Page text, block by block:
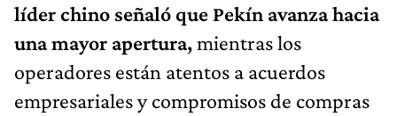
líder chino señaló que Pekín avanza hacia
una mayor apertura,mientras los
operadores están atentos a acuerdos
empresariales y compromisos de compras